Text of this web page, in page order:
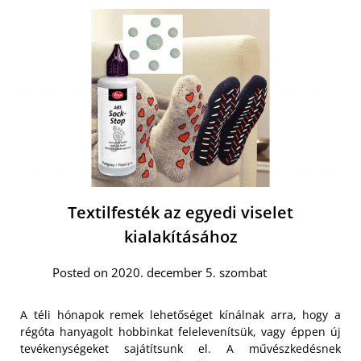
Textilfesték az egyedi viselet
kialakításához
Posted on 2020. december 5. szombat
A téli hónapok remek lehetőséget kínálnak arra, hogy a
régóta hanyagolt hobbinkat felelevenítsük, vagy éppen új
tevékenységeket sajátítsunk el. A művészkedésnek